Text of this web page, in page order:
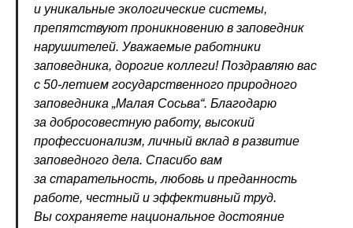
и уникальные экологические системы,
препятствуют проникновению в заповедник
нарушителей. Уважаемые работники
заповедника, дорогие коллеги! Поздравляю вас
с 50-летием государственного природного
заповедника „Малая Сосьва“. Благодарю
за добросовестную работу, высокий
профессионализм, личный вклад в развитие
заповедного дела. Спасибо вам
за старательность, любовь и преданность
работе, честный и эффективный труд.
Вы сохраняете национальное достояние